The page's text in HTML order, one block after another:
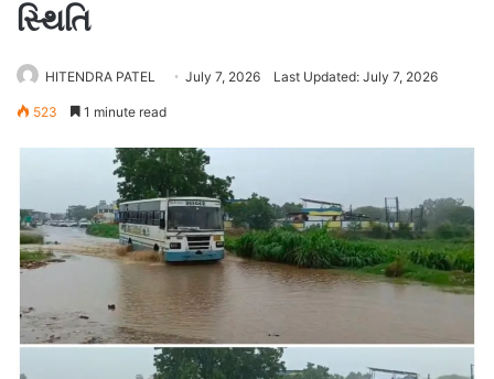
સ્થિતિ
HITENDRA PATEL July 7, 2026 Last Updated: July 7, 2026
523 1 minute read